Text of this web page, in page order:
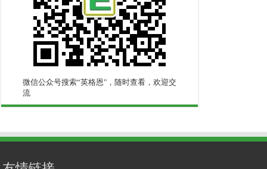
微信公众号搜索“英格恩"，随时查看，欢迎交
流